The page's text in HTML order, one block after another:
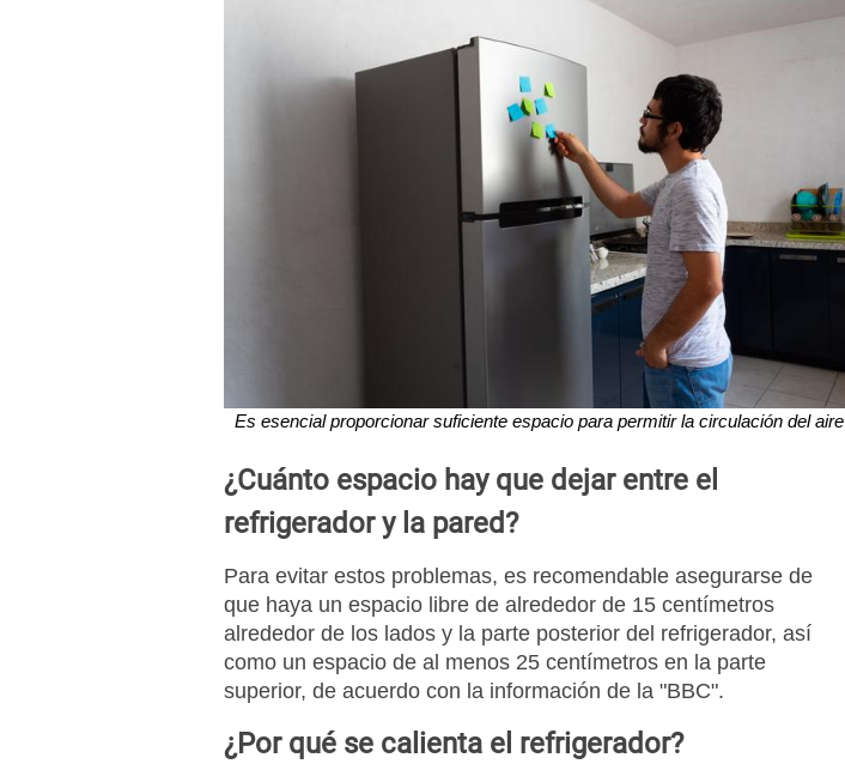
Es esencial proporcionar suficiente espacio para permitir la circulación del aire
¿Cuánto espacio hay que dejar entre el
refrigerador y la pared?
Para evitar estos problemas, es recomendable asegurarse de
que haya un espacio libre de alrededor de 15 centímetros
alrededor de los lados y la parte posterior del refrigerador, así
como un espacio de al menos 25 centímetros en la parte
superior, de acuerdo con la información de la "BBC".
¿Por qué se calienta el refrigerador?